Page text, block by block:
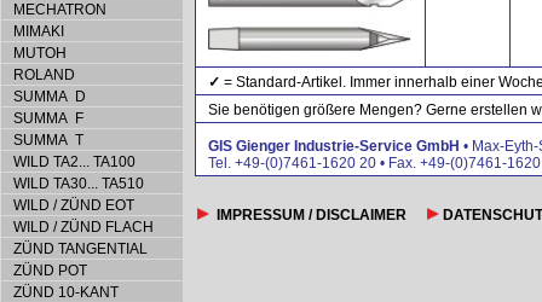
MECHATRON
MIMAKI
MUTOH
ROLAND
SUMMA D
SUMMA F
SUMMA T
WILD TA2... TA100
WILD TA30... TA510
WILD / ZÜND EOT
WILD / ZÜND FLACH
ZÜND TANGENTIAL
ZÜND POT
ZÜND 10-KANT
✓ = Standard-Artikel. Immer innerhalb einer
Sie benötigen größere Mengen? Gerne erstellen
GIS Gienger Industrie-Service GmbH • Max-
Tel. +49-(0)7461-1620 20 • Fax. +49-(0)7461-
IMPRESSUM / DISCLAIMER